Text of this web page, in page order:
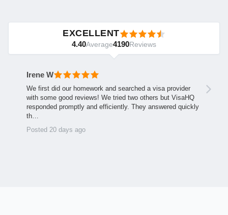
EXCELLENT
4.40Average4190Reviews
Irene W
We first did our homework and searched a visa provider
with some good reviews! We tried two others but VisaHQ
responded promptly and efficiently. They answered quickly
th…
Posted 20 days ago